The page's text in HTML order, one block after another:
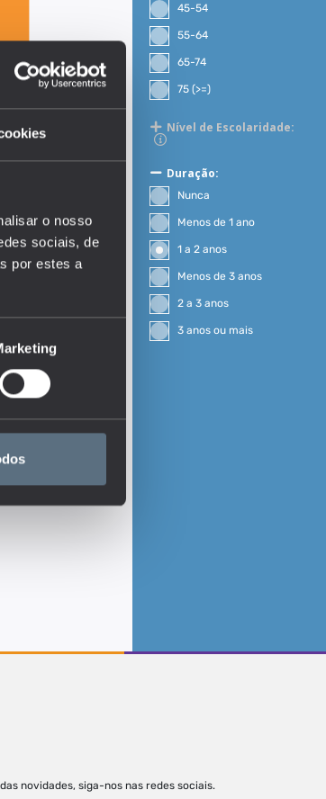
o nosso
sociais, de
por estes a
45-54
55-64
65-74
75 (>=)
Nível de Escolaridade:
Duração:
Nunca
Menos de 1 ano
1 a 2 anos
Menos de 3 anos
2 a 3 anos
3 anos ou mais
novidades, siga-nos nas redes sociais.